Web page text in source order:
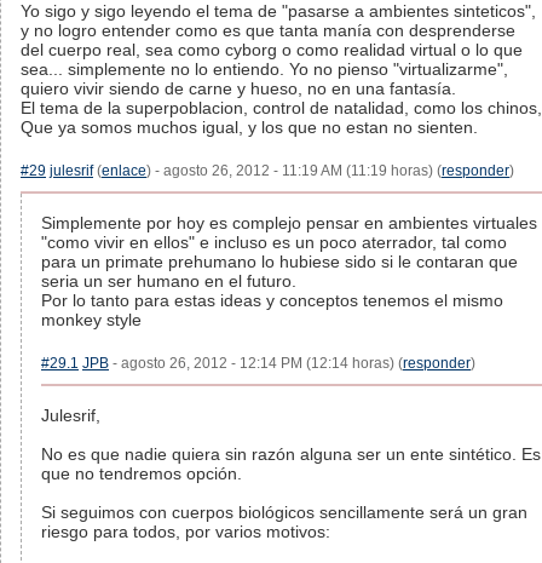
Yo sigo y sigo leyendo el tema de "pasarse a ambientes sinteticos",
y no logro entender como es que tanta manía con desprenderse
del cuerpo real, sea como cyborg o como realidad virtual o lo que
sea... simplemente no lo entiendo. Yo no pienso "virtualizarme",
quiero vivir siendo de carne y hueso, no en una fantasía.
El tema de la superpoblacion, control de natalidad, como los chinos,
Que ya somos muchos igual, y los que no estan no sienten.
#29 julesrif(enlace) - agosto 26, 2012 - 11:19 AM (11:19 horas) (responder)
Simplemente por hoy es complejo pensar en ambientes virtuales
"como vivir en ellos" e incluso es un poco aterrador, tal como
para un primate prehumano lo hubiese sido si le contaran que
seria un ser humano en el futuro.
Por lo tanto para estas ideas y conceptos tenemos el mismo
monkey style
#29.1 JPB - agosto 26, 2012 - 12:14 PM (12:14 horas) (responder)
Julesrif,
No es que nadie quiera sin razón alguna ser un ente sintético. Es
que no tendremos opción.
Si seguimos con cuerpos biológicos sencillamente será un gran
riesgo para todos, por varios motivos: